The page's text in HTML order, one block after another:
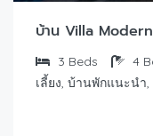
บ้าน Villa
3 Beds 4
เลี้ยง, บ้านพักแนะน